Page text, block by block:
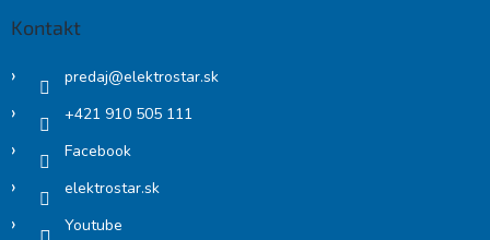
Kontakt
predaj@elektrostar.sk
+421 910 505 111
Facebook
elektrostar.sk
Youtube